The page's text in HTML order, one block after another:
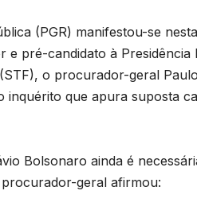
(PGR) manifestou-se
e pré-candidato à
o procurador-geral
inquérito que apura suposta
Bolsonaro ainda é
geral afirmou: